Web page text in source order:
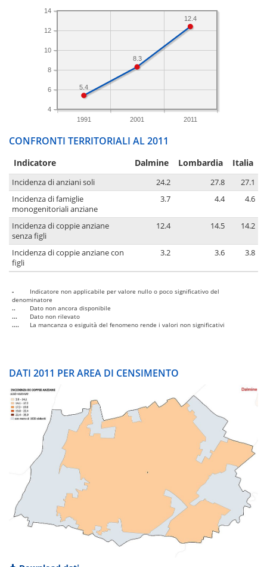
1991 2001 2011
4
6
8
10
12
14
12.4
8.3
5.4
CONFRONTI TERRITORIALI AL 2011
Indicatore Dalmine Lombardia Italia
Incidenza di anziani soli 24.2 27.8
27.1
Incidenza di famiglie
monogenitoriali anziane
3.7 4.4 4.6
Incidenza di coppie anziane
senza figli
12.4 14.5 14.2
Incidenza di coppie anziane con
figli
3.2 3.6 3.8
-
Indicatore non applicabile per valore nullo o poco significativo del
denominatore
..
Dato non ancora disponibile
...
Dato non rilevato
....
La mancanza o esiguità del fenomeno rende i valori non significativi
DATI 2011 PER AREA DI CENSIMENTO